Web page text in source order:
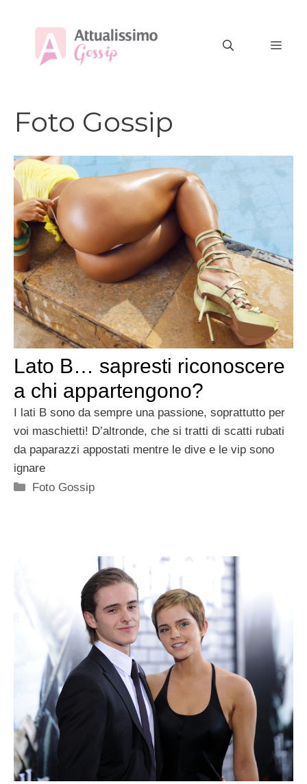
contenuto
Foto Gossip
Lato B… sapresti riconoscere
a chi appartengono?
I lati B sono da sempre una passione, soprattutto per
voi maschietti! D’altronde, che si tratti di scatti rubati
da paparazzi appostati mentre le dive e le vip sono
ignare
Categorie
Foto Gossip